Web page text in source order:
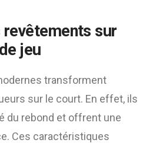
revêtements sur
jeu
transforment
sur le court. En effet, ils
du rebond et offrent une
Ces caractéristiques